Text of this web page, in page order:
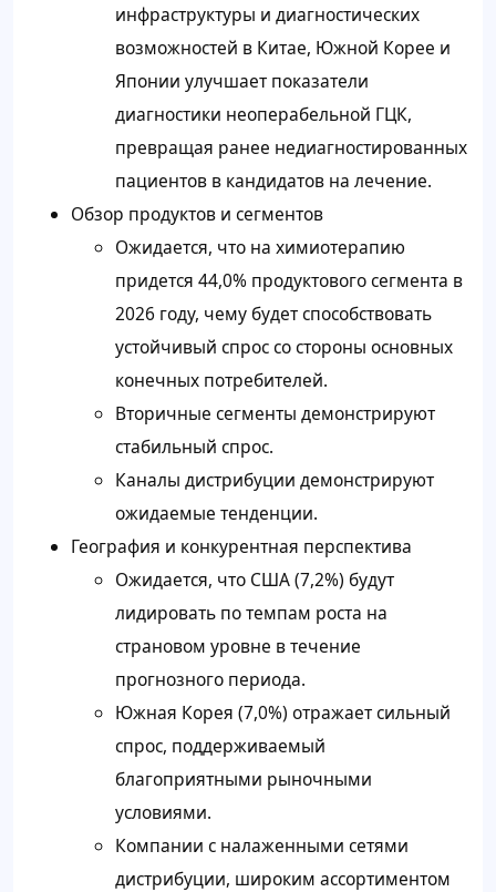
инфраструктуры и диагностических
возможностей в Китае, Южной Корее и
Японии улучшает показатели
диагностики неоперабельной ГЦК,
превращая ранее недиагностированных
пациентов в кандидатов на лечение.
Обзор продуктов и сегментов
Ожидается, что на химиотерапию
придется 44,0% продуктового сегмента в
2026 году, чему будет способствовать
устойчивый спрос со стороны основных
конечных потребителей.
Вторичные сегменты демонстрируют
стабильный спрос.
Каналы дистрибуции демонстрируют
ожидаемые тенденции.
География и конкурентная перспектива
Ожидается, что США (7,2%) будут
лидировать по темпам роста на
страновом уровне в течение
прогнозного периода.
Южная Корея (7,0%) отражает сильный
спрос, поддерживаемый
благоприятными рыночными
условиями.
Компании с налаженными сетями
дистрибуции, широким ассортиментом